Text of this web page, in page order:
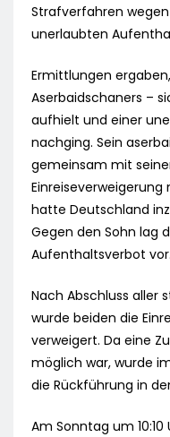
Strafverfahren
unerlaubten
Ermittlungen
Aserbaidschaners –
aufhielt und einer
nachging. Sein
gemeinsam mit
hatte Deutschland
Gegen den Sohn lag
Aufenthaltsverbot vor.
Nach Abschluss aller
wurde beiden die
verweigert. Da eine
möglich war, wurde
die Rückführung in
Am Sonntag um